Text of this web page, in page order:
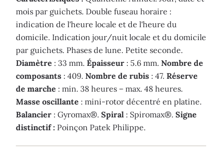
mois par guichets. Double fuseau horaire :
indication de l'heure locale et de l'heure du
domicile. Indication jour/nuit locale et du domicile
par guichets. Phases de lune. Petite seconde.
Diamètre : 33 mm. Épaisseur : 5.6 mm. Nombre de
composants : 409. Nombre de rubis : 47. Réserve
de marche : min. 38 heures – max. 48 heures.
Masse oscillante : mini-rotor décentré en platine.
Balancier : Gyromax®. Spiral : Spiromax®. Signe
distinctif : Poinçon Patek Philippe.